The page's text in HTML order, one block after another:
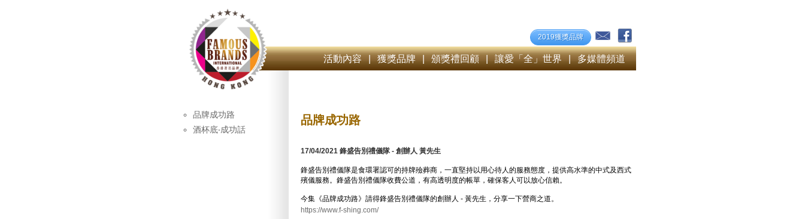
2019獲獎品牌
活動內容 | 獲獎品牌 | 頒獎禮回顧 | 讓愛「全」世界 | 多媒體頻道
品牌成功路
酒杯底‧成功話
品牌成功路
17/04/2021 鋒盛告別禮儀隊 - 創辦人 黃先生
鋒盛告別禮儀隊是食環署認可的持牌殮葬商，一直堅持以用心待人的服務態度，提供高水準的中式及西式
殯儀服務。鋒盛告別禮儀隊收費公道，有高透明度的帳單，確保客人可以放心信賴。
今集《品牌成功路》請得鋒盛告別禮儀隊的創辦人 - 黃先生，分享一下營商之道。
https://www.f-shing.com/